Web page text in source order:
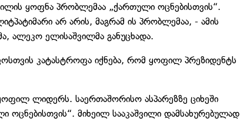
ყოფნა პრობლემაა „ქართული ოცნებისთვის“.
არ არის, მაგრამ ის პრობლემაა, - ამის
ალეკო ელისაშვილმა განუცხადა.
კატასტროფა იქნება, რომ ყოფილ პრეზიდენტს
ლიდერს. საერთაშორისო ასპარეზზე ციხეში
ოცნებისთვის“. მიხეილ სააკაშვილი დამსახურებულად